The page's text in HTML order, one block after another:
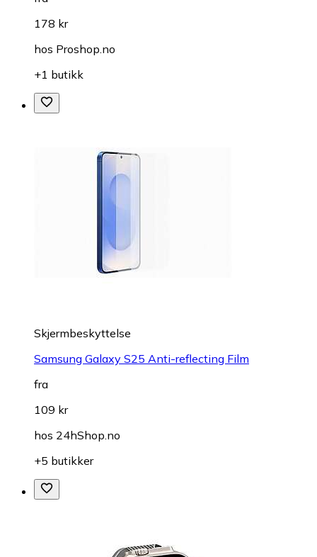
178 kr
hos Proshop.no
+1 butikk
Skjermbeskyttelse
Samsung Galaxy S25 Anti-reflecting Film
fra
109 kr
hos 24hShop.no
+5 butikker